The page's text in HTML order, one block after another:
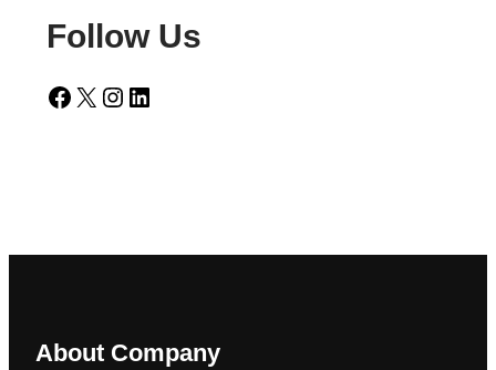
Follow Us
Facebook X Instagram LinkedIn
About Company